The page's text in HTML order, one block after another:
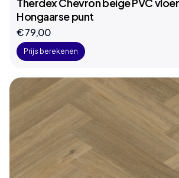
Hongaarse punt
€ 79,00
Prijs berekenen